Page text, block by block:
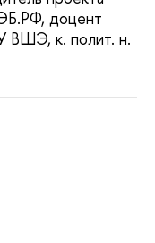
доцент
ВШЭ, к. полит. н.